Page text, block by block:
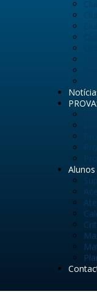
Alunos